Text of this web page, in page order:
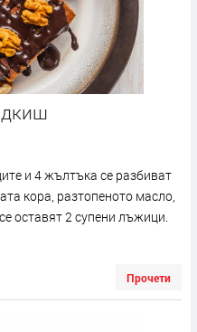
и 4 жълтъка се разбиват
кора, разтопеното масло,
оставят 2 супени лъжици.
Прочети